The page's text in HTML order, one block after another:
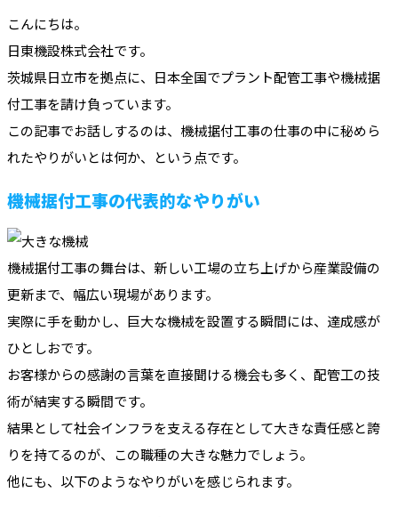
こんにちは。
日東機設株式会社です。
茨城県日立市を拠点に、日本全国でプラント配管工事や機械据
付工事を請け負っています。
この記事でお話しするのは、機械据付工事の仕事の中に秘めら
れたやりがいとは何か、という点です。
機械据付工事の代表的なやりがい
機械据付工事の舞台は、新しい工場の立ち上げから産業設備の
更新まで、幅広い現場があります。
実際に手を動かし、巨大な機械を設置する瞬間には、達成感が
ひとしおです。
お客様からの感謝の言葉を直接聞ける機会も多く、配管工の技
術が結実する瞬間です。
結果として社会インフラを支える存在として大きな責任感と誇
りを持てるのが、この職種の大きな魅力でしょう。
他にも、以下のようなやりがいを感じられます。